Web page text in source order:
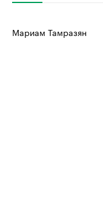
Мариам Тамразян